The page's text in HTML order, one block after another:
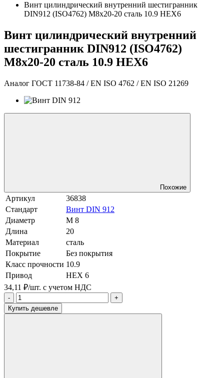
Винт цилиндрический внутренний шестигранник
DIN912 (ISO4762) М8х20-20 сталь 10.9 HEX6
Винт цилиндрический внутренний
шестигранник DIN912 (ISO4762)
М8х20-20 сталь 10.9 HEX6
Аналог ГОСТ 11738-84 / EN ISO 4762 / EN ISO 21269
Похожие
Артикул
36838
Стандарт
Винт DIN 912
Диаметр
М 8
Длина
20
Материал
сталь
Покрытие
Без покрытия
Класс прочности 10.9
Привод
HEX 6
34,11 ₽/шт. с учетом НДС
-
+
Купить дешевле